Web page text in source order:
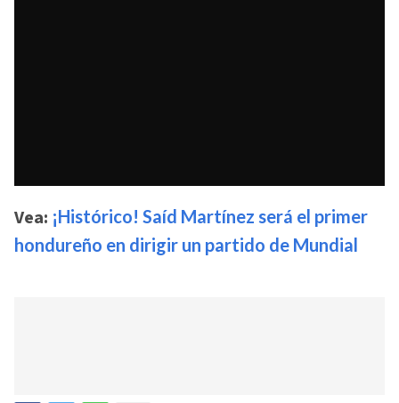
Vea: ¡Histórico! Saíd Martínez será el primer
hondureño en dirigir un partido de Mundial